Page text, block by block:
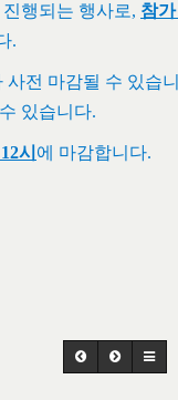
행되는 행사로, 참
.
전 마감될 수 있습
있습니다.
시 에 마감합니다.